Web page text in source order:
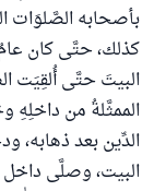
بأصحابه الصَّلوَات
كذلك، حتَّى كان
البيتَ حتَّى أُلقِيَت
الممثَّلةُ من داخلِهِ
الدِّين بعد ذهابه،
البيت، وصلَّى داخل